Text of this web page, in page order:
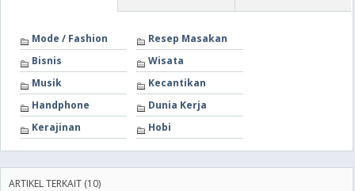
Mode / Fashion
Resep Masakan
Bisnis
Wisata
Musik
Kecantikan
Handphone
Dunia Kerja
Kerajinan
Hobi
ARTIKEL TERKAIT (10)